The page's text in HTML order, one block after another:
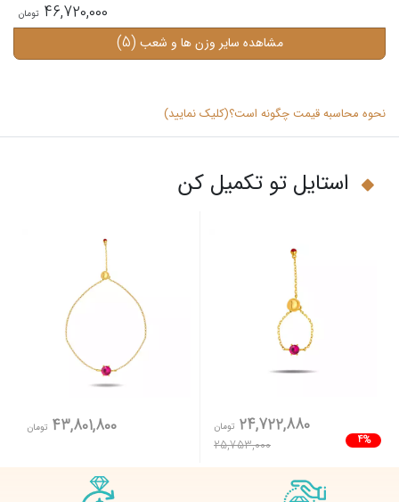
46,720,000
مشاهده سایر وزن ها و شعب (5)
نحوه محاسبه قیمت چگونه است؟(کلیک نمایید)
استایل تو تکمیل کن
4%
24,722,880 تومان
25,753,000
43,801,800 تومان